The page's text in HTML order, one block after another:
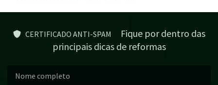
CERTIFICADO ANTI-SPAM
Fique por dentro das
principais dicas de reformas